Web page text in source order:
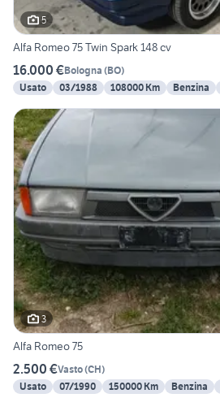
5
Alfa Romeo 75 Twin Spark 148 cv
16.000 €Bologna (BO)
Usato
03/1988 108000 Km Benzina
3
Alfa Romeo 75
2.500 €Vasto(CH)
Usato
07/1990 150000 Km Benzina